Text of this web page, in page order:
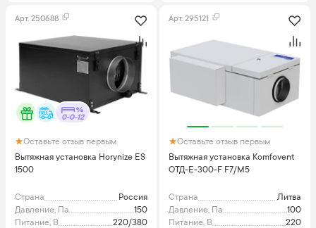
Арт. 250688
0-0-12
Оставьте отзыв первым
Вытяжная установка Horynize ES
1500
Страна
Россия
Давление, Па
150
Питание, В
220/380
Арт. 295121
Оставьте отзыв первым
Вытяжная установка Komfovent
ОТД-E-300-F F7/M5
Страна
Литва
Давление, Па
100
Питание, В
220